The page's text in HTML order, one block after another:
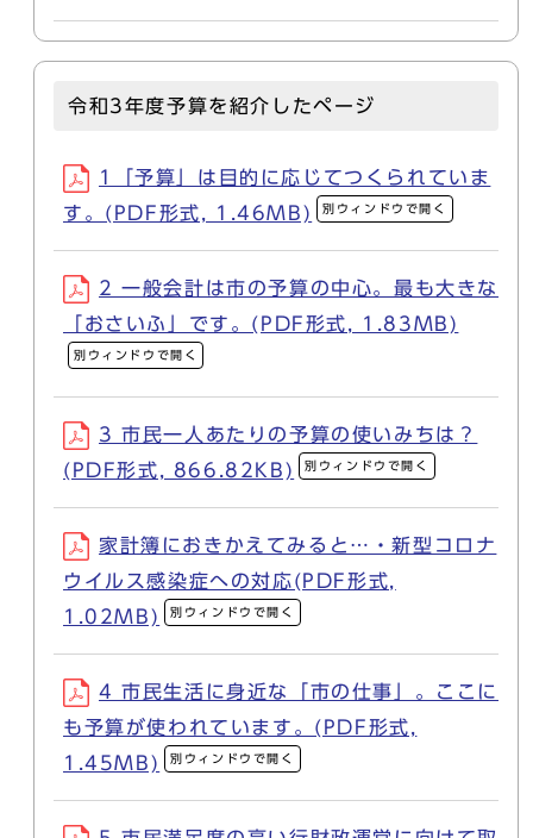
令和3年度予算を紹介したページ
1「予算」は目的に応じてつくられていま
す。(PDF形式, 1.46MB)
別ウィンドウで開く
2 一般会計は市の予算の中心。最も大きな
「おさいふ」です。(PDF形式, 1.83MB)
別ウィンドウで開く
3 市民一人あたりの予算の使いみちは？
(PDF形式, 866.82KB)
別ウィンドウで開く
家計簿におきかえてみると…・新型コロナ
ウイルス感染症への対応(PDF形式,
1.02MB)
別ウィンドウで開く
4 市民生活に身近な「市の仕事」。ここに
も予算が使われています。(PDF形式,
1.45MB)
別ウィンドウで開く